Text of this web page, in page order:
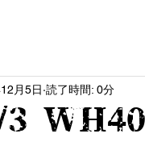
月5日 読了時間: 0分